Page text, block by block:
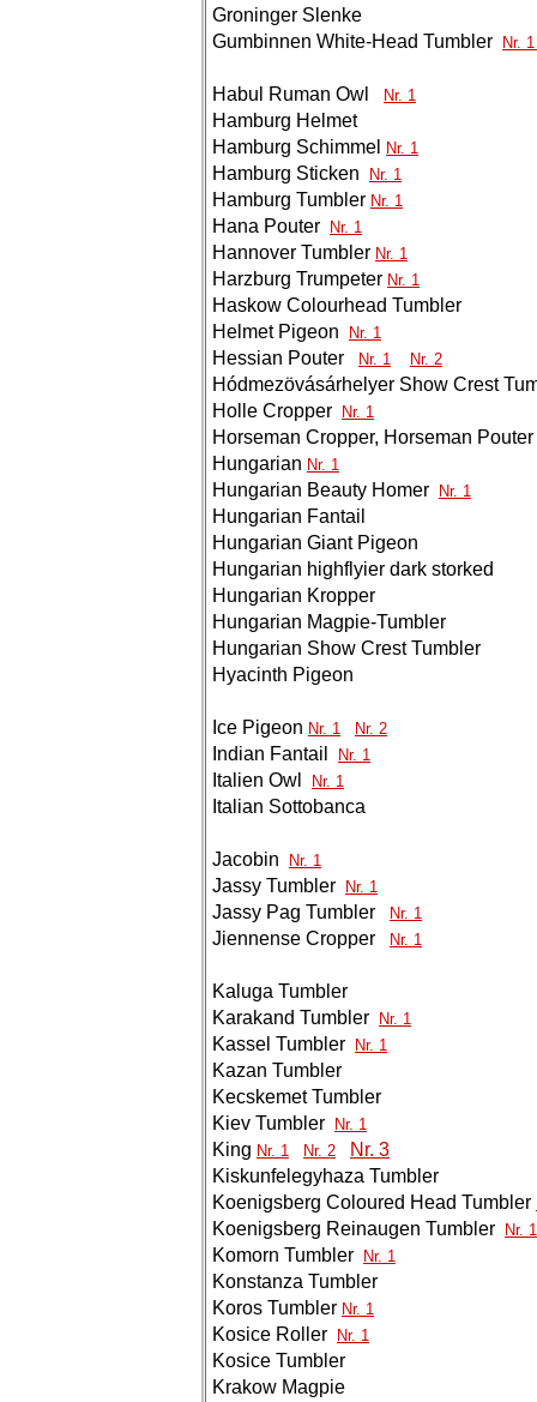
Groninger Slenke
Gumbinnen White-Head Tumbler
Nr.
Habul Ruman Owl Nr. 1
Hamburg Helmet
Hamburg Schimmel
Nr. 1
Hamburg Sticken Nr. 1
Hamburg Tumbler Nr. 1
Hana Pouter Nr. 1
Hannover Tumbler Nr. 1
Harzburg Trumpeter Nr. 1
Haskow Colourhead Tumbler
Helmet Pigeon
Nr. 1
Hessian Pouter Nr. 1 Nr. 2
Hódmezövásárhelyer Show Crest
Holle Cropper
Nr. 1
Horseman Cropper, Horseman Pouter
Hungarian Nr. 1
Hungarian Beauty Homer Nr. 1
Hungarian Fantail
Hungarian Giant Pigeon
Hungarian highflyier dark storked
Hungarian Kropper
Hungarian Magpie-Tumbler
Hungarian Show Crest Tumbler
Hyacinth Pigeon
Ice Pigeon Nr. 1 Nr. 2
Indian Fantail Nr. 1
Italien Owl Nr. 1
Italian Sottobanca
Jacobin Nr. 1
Jassy Tumbler Nr. 1
Jassy Pag Tumbler Nr. 1
Jiennense Cropper Nr. 1
Kaluga Tumbler
Karakand Tumbler
Nr. 1
Kassel Tumbler Nr. 1
Kazan Tumbler
Kecskemet Tumbler
Kiev Tumbler
Nr. 1
King Nr. 1 Nr. 2
Nr. 3
Kiskunfelegyhaza Tumbler
Koenigsberg Coloured Head Tumbler
Koenigsberg Reinaugen Tumbler Nr. 1
Komorn Tumbler Nr. 1
Konstanza Tumbler
Koros Tumbler Nr. 1
Kosice Roller Nr. 1
Kosice Tumbler
Krakow Magpie